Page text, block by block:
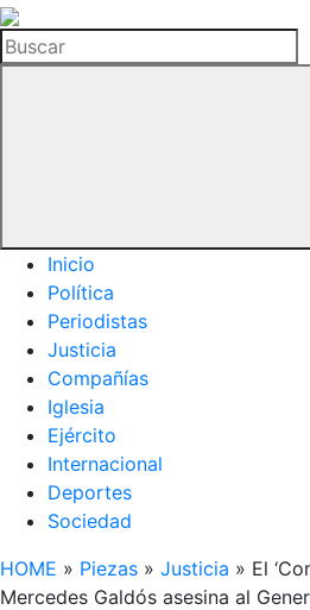
La
Hemeroteca
del
Buscar
Inicio
Política
Periodistas
Justicia
Compañías
Iglesia
Ejército
Internacional
Deportes
Sociedad
HOME » Piezas » Justicia » El
Mercedes Galdós asesina al